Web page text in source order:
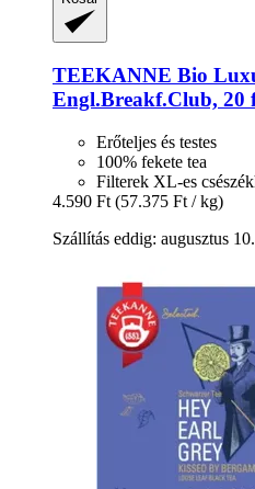
TEEKANNE Bio
Engl.Breakf.Club, 20
Erőteljes és testes
100% fekete tea
Filterek XL-es
4.590 Ft (57.375 Ft / kg)
Szállítás eddig: augusztus 10.